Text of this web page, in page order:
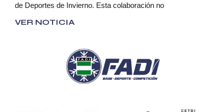
de Deportes de Invierno. Esta colaboración no
VER NOTICIA